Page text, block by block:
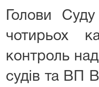
Голови
чотирьох
контроль
судів та ВП